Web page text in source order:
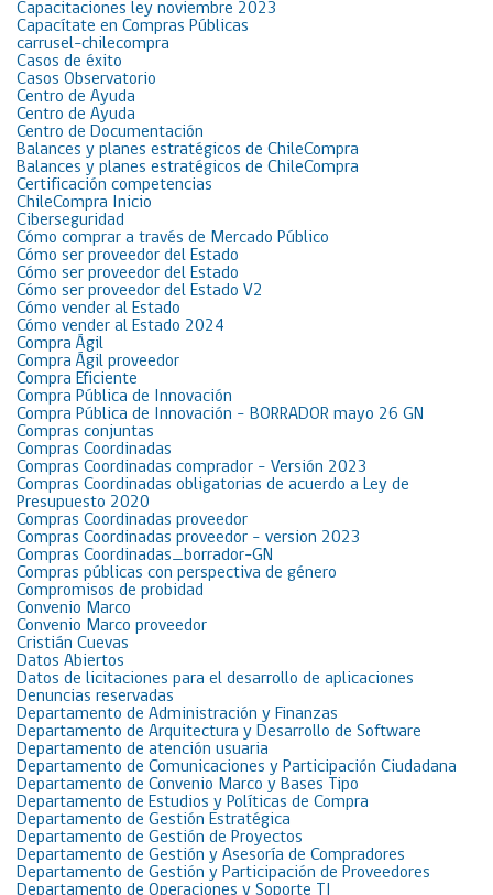
Capacitaciones ley noviembre 2023
Capacítate en Compras Públicas
carrusel-chilecompra
Casos de éxito
Casos Observatorio
Centro de Ayuda
Centro de Ayuda
Centro de Documentación
Balances y planes estratégicos de ChileCompra
Balances y planes estratégicos de ChileCompra
Certificación competencias
ChileCompra Inicio
Ciberseguridad
Cómo comprar a través de Mercado Público
Cómo ser proveedor del Estado
Cómo ser proveedor del Estado
Cómo ser proveedor del Estado V2
Cómo vender al Estado
Cómo vender al Estado 2024
Compra Ágil
Compra Ágil proveedor
Compra Eficiente
Compra Pública de Innovación
Compra Pública de Innovación – BORRADOR mayo 26 GN
Compras conjuntas
Compras Coordinadas
Compras Coordinadas comprador – Versión 2023
Compras Coordinadas obligatorias de acuerdo a Ley de
Presupuesto 2020
Compras Coordinadas proveedor
Compras Coordinadas proveedor – version 2023
Compras Coordinadas_borrador-GN
Compras públicas con perspectiva de género
Compromisos de probidad
Convenio Marco
Convenio Marco proveedor
Cristián Cuevas
Datos Abiertos
Datos de licitaciones para el desarrollo de aplicaciones
Denuncias reservadas
Departamento de Administración y Finanzas
Departamento de Arquitectura y Desarrollo de Software
Departamento de atención usuaria
Departamento de Comunicaciones y Participación Ciudadana
Departamento de Convenio Marco y Bases Tipo
Departamento de Estudios y Políticas de Compra
Departamento de Gestión Estratégica
Departamento de Gestión de Proyectos
Departamento de Gestión y Asesoría de Compradores
Departamento de Gestión y Participación de Proveedores
Departamento de Operaciones y Soporte TI